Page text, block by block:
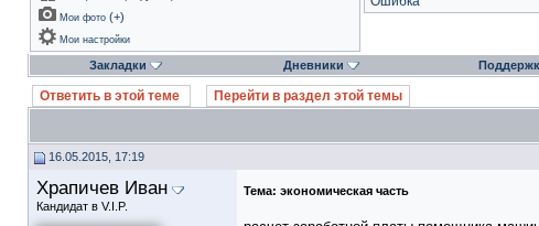
Мои фото (+)
Мои настройки
Закладки Дневники
Ответить в этой теме Перейти в раздел этой темы
16.05.2015, 17:19
Храпичев Иван
Кандидат в V.I.P.
Тема: экономическая часть